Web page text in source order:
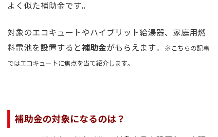
よく似た補助金です。
対象のエコキュートやハイブリット給湯器、家庭用燃
料電池を設置すると補助金がもらえます。
※こちらの記事
ではエコキュートに焦点を当て紹介します。
補助金の対象になるのは？